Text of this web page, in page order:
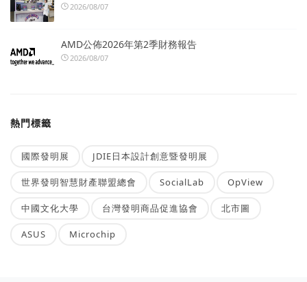
2026/08/07
AMD公佈2026年第2季財務報告
2026/08/07
熱門標籤
國際發明展 JDIE日本設計創意暨發明展
世界發明智慧財產聯盟總會 SocialLab OpView
中國文化大學 台灣發明商品促進協會 北市圖
ASUS Microchip